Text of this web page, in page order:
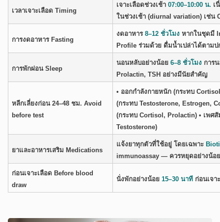
เวลาเจาะเลือด Timing
เจาะเลือดช่วงเช้า 07:00–10:00 น. เ
ในช่วงเช้า (diurnal variation) เช่น
การงดอาหาร Fasting
งดอาหาร 8–12 ชั่วโมง หากในชุดมี
Profile ร่วมด้วย ดื่มน้ำเปล่าได้ตามป
การพักผ่อน Sleep
นอนหลับอย่างน้อย 6–8 ชั่วโมง การ
Prolactin, TSH อย่างมีนัยสำคัญ
หลีกเลี่ยงก่อน 24–48 ชม. Avoid
before test
• ออกกำลังกายหนัก (กระทบ
(กระทบ Testosterone, Estrogen,
(กระทบ Cortisol, Prolactin) • เพศ
Testosterone)
ยาและอาหารเสริม Medications
แจ้งยาทุกตัวที่ใช้อยู่ โดยเฉพาะ
immunoassay — ควรหยุดอย่างน้อ
ก่อนเจาะเลือด Before blood
draw
นั่งพักอย่างน้อย 15–30 นาที ก่อนเจา